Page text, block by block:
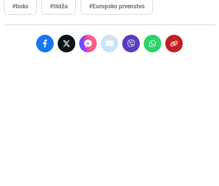
#boks #Ilidža #Europsko prvenstvo